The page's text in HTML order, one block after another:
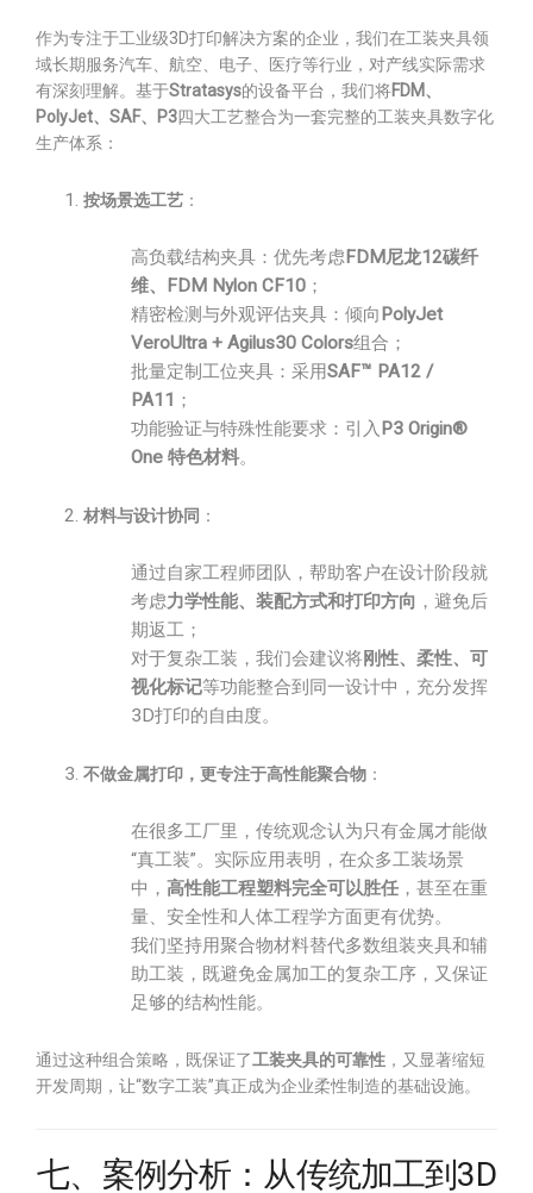
作为专注于工业级3D打印解决方案的企业，我们在工装夹具领
域长期服务汽车、航空、电子、医疗等行业，对产线实际需求
有深刻理解。基于Stratasys的设备平台，我们将FDM、
PolyJet、SAF、P3四大工艺整合为一套完整的工装夹具数字化
生产体系：
按场景选工艺 ：
高负载结构夹具：优先考虑FDM尼龙12碳纤
维、FDM Nylon CF10 ；
精密检测与外观评估夹具：倾向 PolyJet
VeroUltra + Agilus30 Colors组合；
批量定制工位夹具：采用SAF™ PA12 /
PA11 ；
功能验证与特殊性能要求：引入 P3 Origin®
One 特色材料。
材料与设计协同 ：
通过自家工程师团队，帮助客户在设计阶段就
考虑力学性能、装配方式和打印方向 ，避免后
期返工；
对于复杂工装，我们会建议将刚性、柔性、可
视化标记等功能整合到同一设计中，充分发挥
3D打印的自由度。
不做金属打印，更专注于高性能聚合物 ：
在很多工厂里，传统观念认为只有金属才能做
“真工装”。实际应用表明，在众多工装场景
中， 高性能工程塑料完全可以胜任 ，甚至在重
量、安全性和人体工程学方面更有优势。
我们坚持用聚合物材料替代多数组装夹具和辅
助工装，既避免金属加工的复杂工序，又保证
足够的结构性能。
通过这种组合策略，既保证了工装夹具的可靠性 ，又显著缩短
开发周期，让“数字工装”真正成为企业柔性制造的基础设施。
七、案例分析：从传统加工到3D